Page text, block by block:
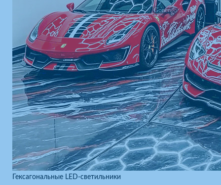
Гексагональные LED-светильники